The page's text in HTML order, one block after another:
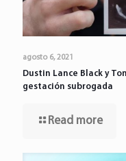
agosto 6, 2021
Dustin Lance Black y
gestación subrogada
Read more